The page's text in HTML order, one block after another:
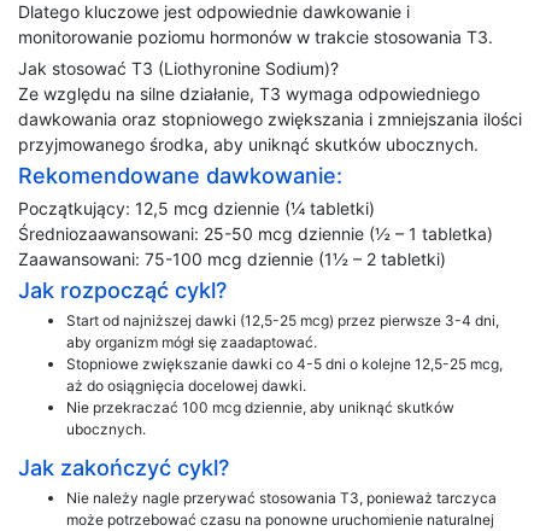
Dlatego kluczowe jest odpowiednie dawkowanie i
monitorowanie poziomu hormonów w trakcie stosowania T3.
Jak stosować T3 (Liothyronine Sodium)?
Ze względu na silne działanie, T3 wymaga odpowiedniego
dawkowania oraz stopniowego zwiększania i zmniejszania ilości
przyjmowanego środka, aby uniknąć skutków ubocznych.
Rekomendowane dawkowanie:
Początkujący: 12,5 mcg dziennie (¼ tabletki)
Średniozaawansowani: 25-50 mcg dziennie (½ – 1 tabletka)
Zaawansowani: 75-100 mcg dziennie (1½ – 2 tabletki)
Jak rozpocząć cykl?
Start od najniższej dawki (12,5-25 mcg) przez pierwsze 3-4 dni,
aby organizm mógł się zaadaptować.
Stopniowe zwiększanie dawki co 4-5 dni o kolejne 12,5-25 mcg,
aż do osiągnięcia docelowej dawki.
Nie przekraczać 100 mcg dziennie, aby uniknąć skutków
ubocznych.
Jak zakończyć cykl?
Nie należy nagle przerywać stosowania T3, ponieważ tarczyca
może potrzebować czasu na ponowne uruchomienie naturalnej